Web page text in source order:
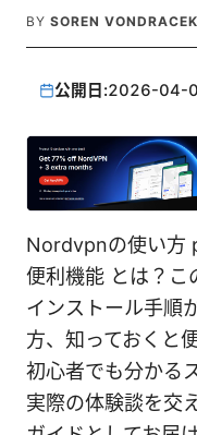
BY SOREN VONDRACEK
公開日:2026-04-
Nordvpnの使い方
便利機能 とは？こ
インストール手順
方、知っておくと
初心者でも分かる
実際の体験談を交